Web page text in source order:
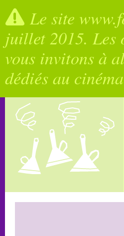
Le site
juillet 2015. Les
vous invitons à
dédiés au